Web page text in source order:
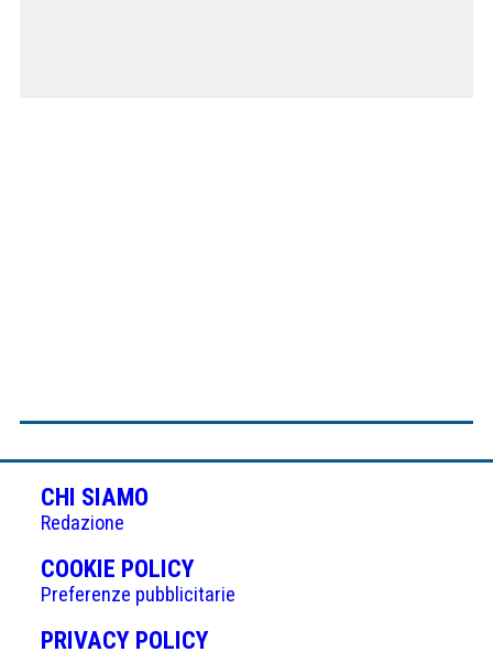
CHI SIAMO
Redazione
COOKIE POLICY(APRE
IN
UNA
Preferenze pubblicitarie
PRIVACY POLICY(APRE